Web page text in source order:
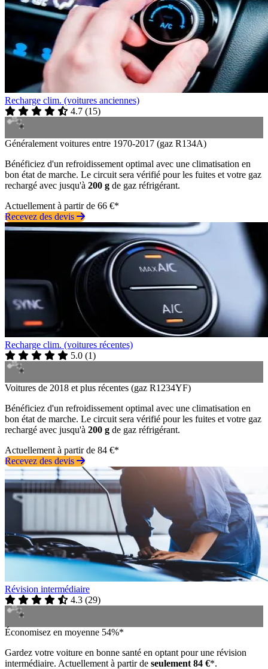
Recharge clim. (voitures anciennes)
4.7 (15)
Généralement voitures entre 1970-2017 (gaz R134A)
Bénéficiez d'un refroidissement optimal avec une climatisation en
bon état de marche. Le circuit sera vérifié pour les fuites et votre gaz
rechargé avec jusqu'à 200 g de gaz réfrigérant.
Actuellement à partir de 66 €*
Recevez des devis
Recharge clim. (voitures récentes)
5.0 (1)
Voitures de 2018 et plus récentes (gaz R1234YF)
Bénéficiez d'un refroidissement optimal avec une climatisation en
bon état de marche. Le circuit sera vérifié pour les fuites et votre gaz
rechargé avec jusqu'à 200 g de gaz réfrigérant.
Actuellement à partir de 84 €*
Recevez des devis
Révision intermédiaire
4.3 (29)
Économisez en moyenne 54%*
Gardez votre voiture en bonne santé en optant pour une révision
intermédiaire. Actuellement à partir de seulement 84 €*.